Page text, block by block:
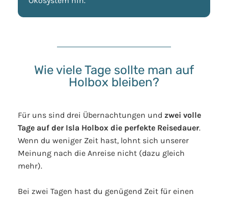
Wie viele Tage sollte man auf
Holbox bleiben?
Für uns sind drei Übernachtungen und zwei volle
Tage auf der Isla Holbox die perfekte Reisedauer.
Wenn du weniger Zeit hast, lohnt sich unserer
Meinung nach die Anreise nicht (dazu gleich
mehr).
Bei zwei Tagen hast du genügend Zeit für einen